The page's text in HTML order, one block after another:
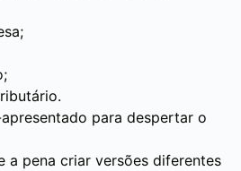
para despertar o
a pena criar versões diferentes